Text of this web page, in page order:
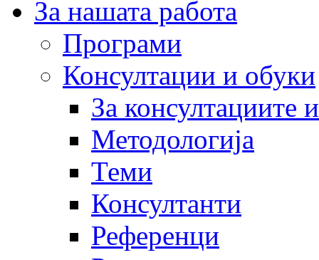
За нашата работа
Програми
Консултации и обуки
За консултациите
Методологија
Теми
Консултанти
Референци